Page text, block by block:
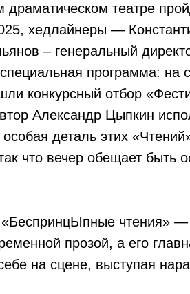
театре
хедлайнеры —
– генеральный
программа: на
конкурсный отбор
Александр Цыпкин
деталь этих
что вечер обещает
чтения» —
прозой, а его
на сцене, выступая